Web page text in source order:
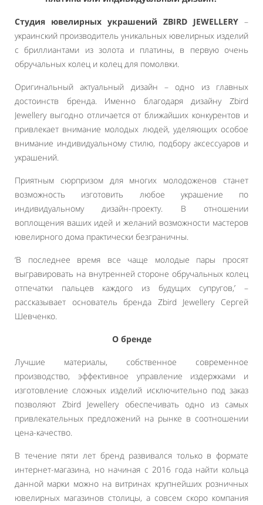
Студия ювелирных украшений ZBIRD JEWELLERY –
украинский производитель уникальных ювелирных изделий
с бриллиантами из золота и платины, в первую очень
обручальных колец и колец для помолвки.
Оригинальный актуальный дизайн – одно из главных
достоинств бренда. Именно благодаря дизайну Zbird
Jewellery выгодно отличается от ближайших конкурентов и
привлекает внимание молодых людей, уделяющих особое
внимание индивидуальному стилю, подбору аксессуаров и
украшений.
Приятным сюрпризом для многих молодоженов станет
возможность изготовить любое украшение по
индивидуальному дизайн-проекту. В отношении
воплощения ваших идей и желаний возможности мастеров
ювелирного дома практически безграничны.
‘В последнее время все чаще молодые пары просят
выгравировать на внутренней стороне обручальных колец
отпечатки пальцев каждого из будущих супругов,’ –
рассказывает основатель бренда Zbird Jewellery Сергей
Шевченко.
О бренде
Лучшие материалы, собственное современное
производство, эффективное управление издержками и
изготовление сложных изделий исключительно под заказ
позволяют Zbird Jewellery обеспечивать одно из самых
привлекательных предложений на рынке в соотношении
цена-качество.
В течение пяти лет бренд развивался только в формате
интернет-магазина, но начиная с 2016 года найти кольца
данной марки можно на витринах крупнейших розничных
ювелирных магазинов столицы, а совсем скоро компания